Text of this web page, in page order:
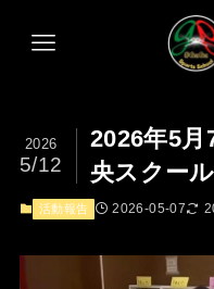
2026年5月
央スクール
2026
5/12
活動報告 2026-05-07